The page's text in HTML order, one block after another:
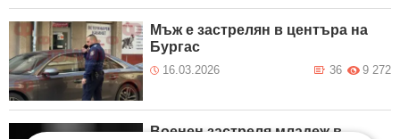
Мъж е застрелян в центъра на
Бургас
16.03.2026 9 272
36
Военен застреля младеж в